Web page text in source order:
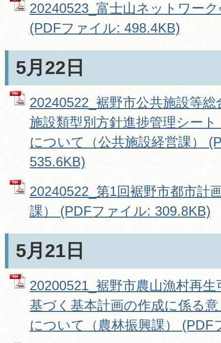
20240523_富士山ネットワー
(PDFファイル: 498.4KB)
5月22日
20240522_裾野市公共施設等
施設類型別方針進捗管理シー
について（公共施設経営課）
535.6KB)
20240522_第1回裾野市都市計
課） (PDFファイル: 309.8KB)
5月21日
20200521_裾野市農山漁村再
基づく基本計画の作成に係る
について（農林振興課） (PDF